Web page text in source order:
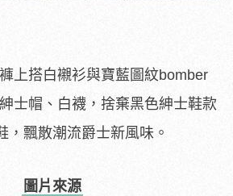
上搭白襯衫與寶藍圖紋bomber
士帽、白襪，捨棄黑色紳士鞋款
，飄散潮流爵士新風味。
圖片來源